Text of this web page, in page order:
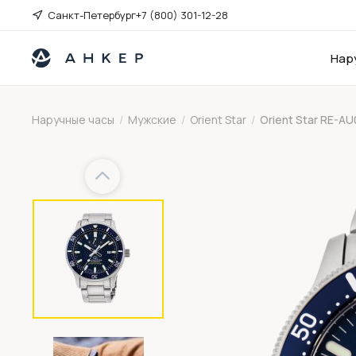
Санкт-Петербург+7 (800) 301-12-28
Наручные часы / Мужские / Orient Star / Orient Star RE-
Previous